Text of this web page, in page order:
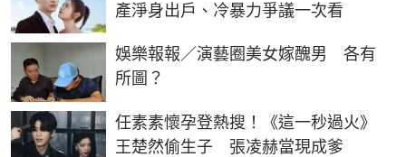
產淨身出戶、冷暴力爭議一次看
娛樂報報／演藝圈美女嫁醜男 各有
所圖？
任素素懷孕登熱搜！《這一秒過火》
王楚然偷生子 張凌赫當現成爹